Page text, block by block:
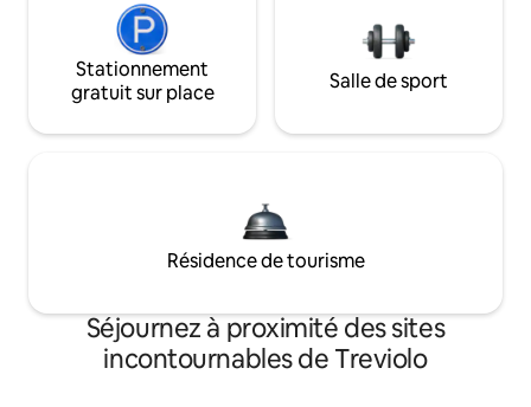
Stationnement
gratuit sur place
Salle de sport
Résidence de tourisme
Séjournez à proximité des sites
incontournables de Treviolo